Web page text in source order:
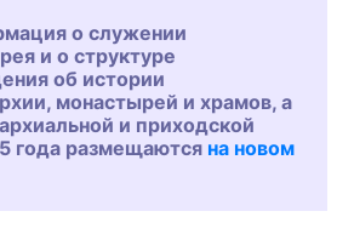
о служении
и о структуре
об истории
монастырей и храмов, а
и приходской
года размещаются на новом